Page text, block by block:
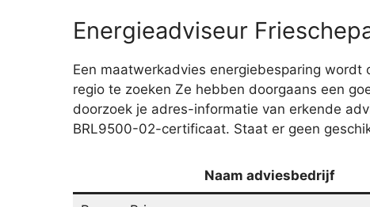
Energieadviseur
Een maatwerkadvies energiebesparing
regio te zoeken Ze hebben doorgaans een
doorzoek je adres-informatie van erkende
BRL9500-02-certificaat. Staat er geen
Naam adviesbedrijf